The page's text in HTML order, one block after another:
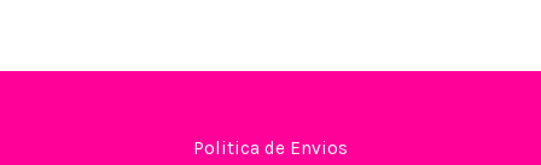
Politica de Envios